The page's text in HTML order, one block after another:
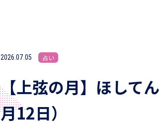
2026.07.05 占い
【上弦の月】ほして
月12日）